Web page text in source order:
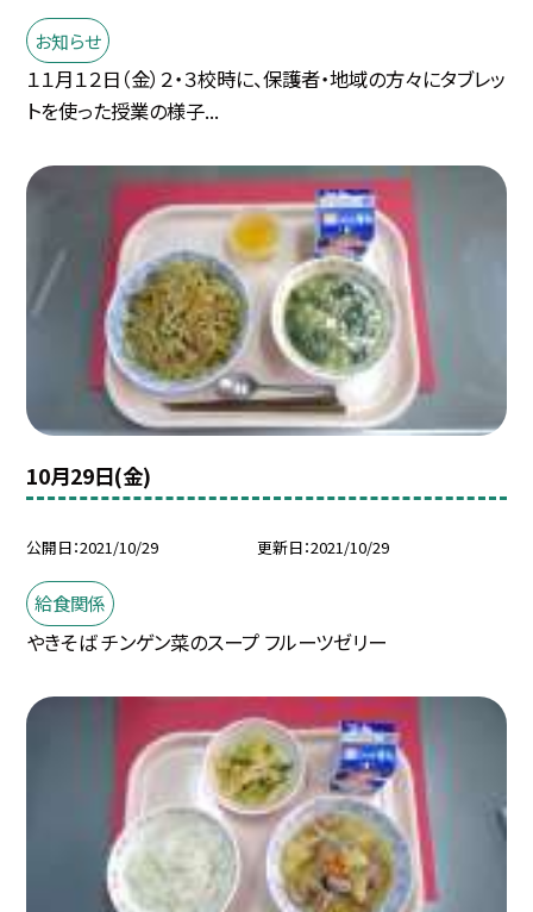
お知らせ
１１月１２日（金）２・３校時に、保護者・地域の方々にタブレッ
トを使った授業の様子...
10月29日(金)
公開日 2021/10/29 更新日 2021/10/29
給食関係
やきそば チンゲン菜のスープ フルーツゼリー